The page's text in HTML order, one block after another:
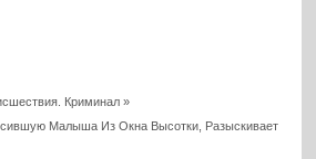
Криминал»
Малыша Из Окна Высотки, Разыскивает